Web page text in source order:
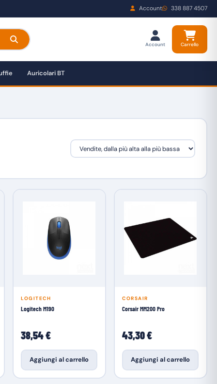
Account 338 887 4507
Account Carrello
Auricolari BT
LOGITECH
Logitech M190
38,54 €
Aggiungi al carrello
CORSAIR
Corsair MM200 Pro
43,30 €
Aggiungi al carrello